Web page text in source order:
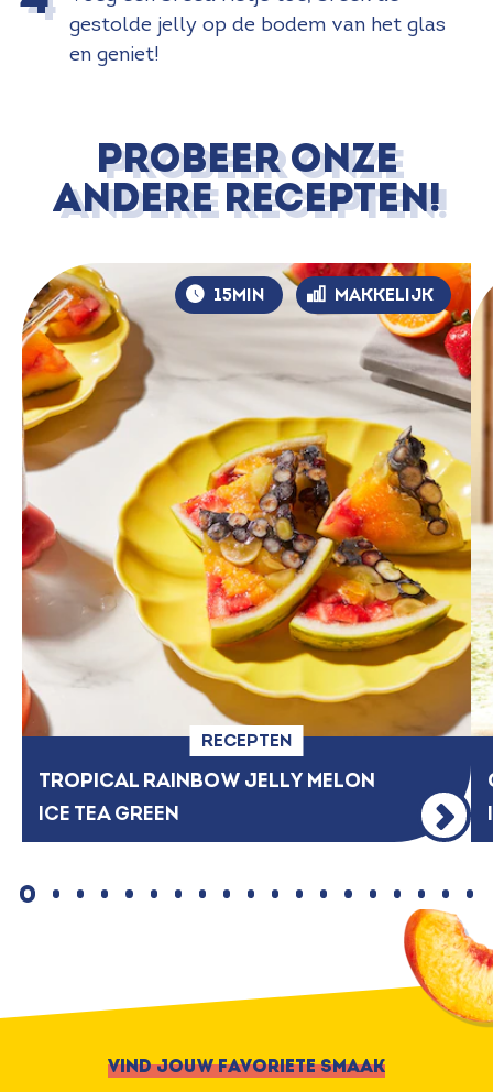
gestolde jelly op de bodem van het glas
en geniet!
PROBEER ONZE
ANDERE RECEPTEN!
ICE TEA GREEN
TROPICAL RAINBOW JELLY MELON
RECEPTEN
15MIN MAKKELIJK
VIND JOUW FAVORIETE SMAAK